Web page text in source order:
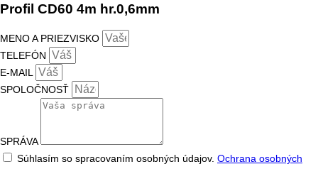
Profil CD60 4m hr.0,6mm
MENO A PRIEZVISKO
TELEFÓN
E-MAIL
SPOLOČNOSŤ
SPRÁVA
Súhlasím so spracovaním osobných údajov. Ochrana osobných